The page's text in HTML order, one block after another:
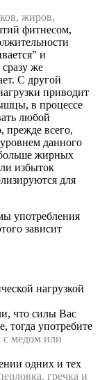
жиров,
фитнесом,
и
же
С другой
приводит
в процессе
любой
прежде всего,
уровнем данного
жирных
избыток
для
употребления
зависит
нагрузкой
что силы Вас
тогда употребите
с медом или
одних и тех
гречка и